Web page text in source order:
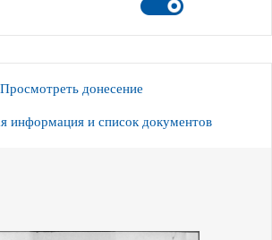
Просмотреть донесение
информация и список документов